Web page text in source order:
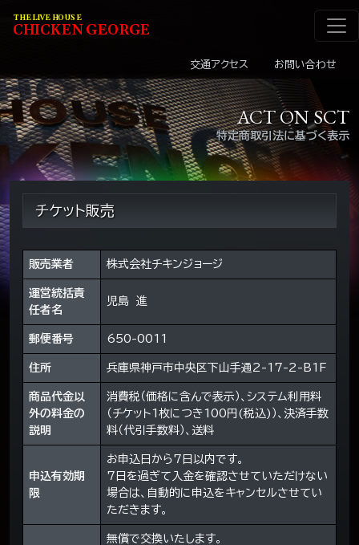
メインナビゲーショ
THE LIVE HOUSE
CHICKENGEORGE
交通アクセス お問い合わせ
特定商取引法に基づく表示
ACT ON SCT
チケット販売
販売業者 株式会社チキンジョージ
運営統括責
任者名
児島 進
郵便番号 650-0011
住所 兵庫県神戸市中央区下山手通2-17-2-B1F
商品代金以
外の料金の
説明
消費税（価格に含んで表示）、システム利用料
（チケット1枚につき100円(税込)）、決済手数
料（代引手数料）、送料
申込有効期
限
お申込日から7日以内です。
7日を過ぎて入金を確認させていただけない
場合は、自動的に申込をキャンセルさせてい
ただきます。
無償で交換いたします。